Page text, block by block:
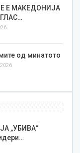
Е МАКЕДОНИЈА
од минатото
„УБИВА“